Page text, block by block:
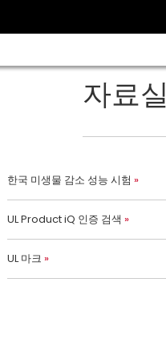
자료실
한국 미생물 감소 성능 시험
UL Product iQ 인증 검색
UL 마크